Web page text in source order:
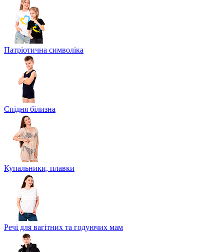
Патріотична символіка
Спідня білизна
Купальники, плавки
Речі для вагітних та годуючих мам